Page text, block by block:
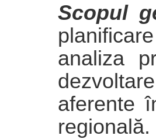
Scopul
analiza
aferente
regională.